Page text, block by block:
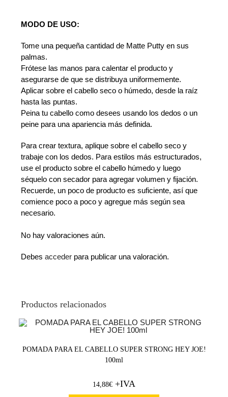
MODO DE USO:
Tome una pequeña cantidad de Matte Putty en sus
palmas.
Frótese las manos para calentar el producto y
asegurarse de que se distribuya uniformemente.
Aplicar sobre el cabello seco o húmedo, desde la raíz
hasta las puntas.
Peina tu cabello como desees usando los dedos o un
peine para una apariencia más definida.
Para crear textura, aplique sobre el cabello seco y
trabaje con los dedos. Para estilos más estructurados,
use el producto sobre el cabello húmedo y luego
séquelo con secador para agregar volumen y fijación.
Recuerde, un poco de producto es suficiente, así que
comience poco a poco y agregue más según sea
necesario.
No hay valoraciones aún.
Debesacceder para publicar una valoración.
Productos relacionados
POMADA PARA EL CABELLO SUPER STRONG HEY JOE!
100ml
14,88€ +IVA